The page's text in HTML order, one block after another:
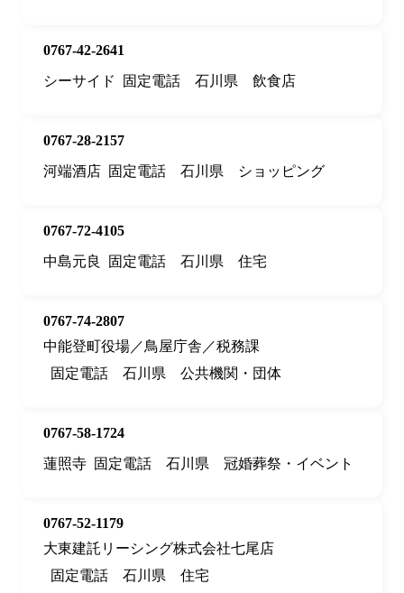
0767-42-2641
シーサイド
固定電話 石川県 飲食店
0767-28-2157
河端酒店 固定電話 石川県 ショッピング
0767-72-4105
中島元良
固定電話 石川県 住宅
0767-74-2807
中能登町役場／鳥屋庁舎／税務課
固定電話
石川県 公共機関・団体
0767-58-1724
蓮照寺 固定電話 石川県 冠婚葬祭・イベント
0767-52-1179
大東建託リーシング株式会社七尾店
固定電話
石川県 住宅